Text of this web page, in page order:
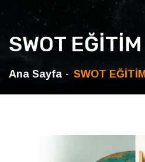
SWOT EĞİTİM
Ana Sayfa SWOT EĞİTİM